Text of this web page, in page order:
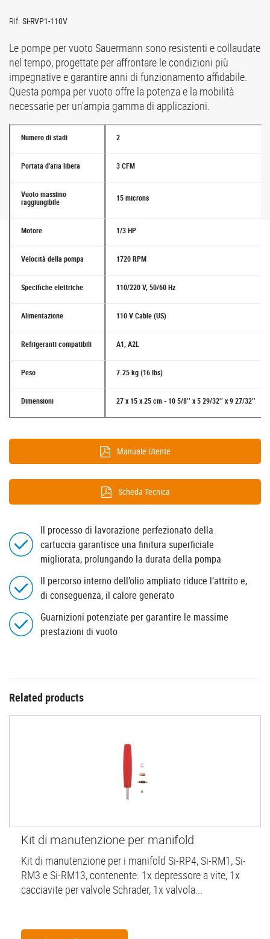
Rif: Si-RVP1-110V
Le pompe per vuoto Sauermann sono resistenti e collaudate
nel tempo, progettate per affrontare le condizioni più
impegnative e garantire anni di funzionamento affidabile.
Questa pompa per vuoto offre la potenza e la mobilità
necessarie per un'ampia gamma di applicazioni.
Numero di stadi 2
Portata d'aria libera 3 CFM
Vuoto massimo
raggiungibile 15 microns
Motore 1/3 HP
Velocità della pompa 1720 RPM
Specifiche elettriche 110/220 V, 50/60 Hz
Alimentazione 110 V Cable (US)
Refrigeranti compatibili A1, A2L
Peso 7.25 kg (16 lbs)
Dimensioni 27 x 15 x 25 cm - 10 5/8’’ x 5 29/32’’ x 9 27/32’’
Manuale Utente
Scheda Tecnica
Il processo di lavorazione perfezionato della
cartuccia garantisce una finitura superficiale
migliorata, prolungando la durata della pompa
Il percorso interno dell’olio ampliato riduce l’attrito e,
di conseguenza, il calore generato
Guarnizioni potenziate per garantire le massime
prestazioni di vuoto
Related products
Kit di manutenzione per manifold
Kit di manutenzione per i manifold Si-RP4, Si-RM1, Si-
RM3 e Si-RM13, contenente: 1x depressore a vite, 1x
cacciavite per valvole Schrader, 1x valvola...